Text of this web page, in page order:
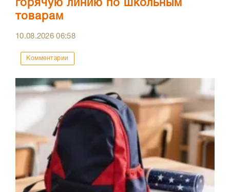
горячую линию по школьным
товарам
10.08.202606:58
Комментарии